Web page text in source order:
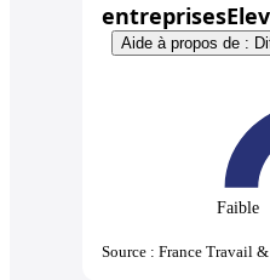
entreprises
Aide à propos de :
Faible
Source : France Travail